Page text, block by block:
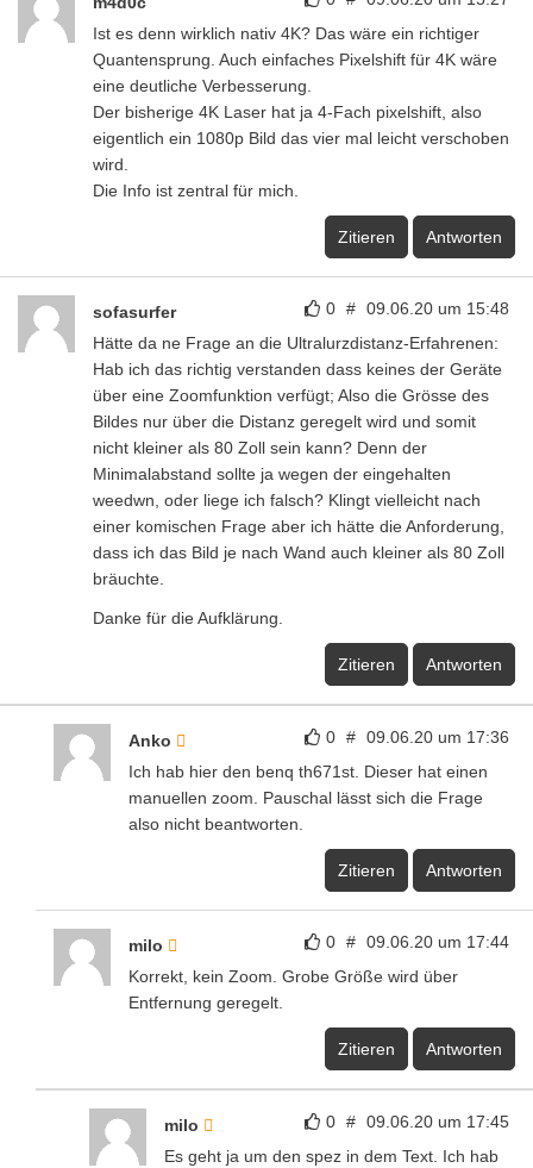
Ist es denn wirklich nativ 4K? Das wäre ein richtiger
Quantensprung. Auch einfaches Pixelshift für 4K wäre
eine deutliche Verbesserung.
Der bisherige 4K Laser hat ja 4-Fach pixelshift, also
eigentlich ein 1080p Bild das vier mal leicht verschoben
wird.
Die Info ist zentral für mich.
Zitieren Antworten
0 # 09.06.20 um 15:48
sofasurfer
Hätte da ne Frage an die Ultralurzdistanz-Erfahrenen:
Hab ich das richtig verstanden dass keines der Geräte
über eine Zoomfunktion verfügt; Also die Grösse des
Bildes nur über die Distanz geregelt wird und somit
nicht kleiner als 80 Zoll sein kann? Denn der
Minimalabstand sollte ja wegen der eingehalten
weedwn, oder liege ich falsch? Klingt vielleicht nach
einer komischen Frage aber ich hätte die Anforderung,
dass ich das Bild je nach Wand auch kleiner als 80 Zoll
bräuchte.
Danke für die Aufklärung.
Zitieren Antworten
0 # 09.06.20 um 17:36
Anko
Ich hab hier den benq th671st. Dieser hat einen
manuellen zoom. Pauschal lässt sich die Frage
also nicht beantworten.
Zitieren Antworten
0 # 09.06.20 um 17:44
milo
Korrekt, kein Zoom. Grobe Größe wird über
Entfernung geregelt.
Zitieren Antworten
0 # 09.06.20 um 17:45
milo
Es geht ja um den spez in dem Text. Ich hab